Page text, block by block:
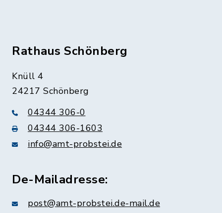
Rathaus Schönberg
Knüll 4
24217 Schönberg
04344 306-0
04344 306-1603
info@amt-probstei.de
De-Mailadresse:
post@amt-probstei.de-mail.de